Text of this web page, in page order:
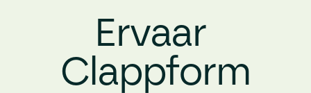
Ervaar
Clappform